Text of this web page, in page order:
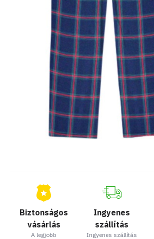
Biztonságos
vásárlás
A legjobb
Ingyenes
szállítás
Ingyenes szállítás